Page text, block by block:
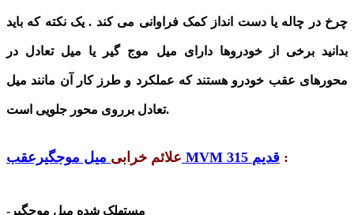
چرخ در چاله یا دست انداز کمک فراوانی می کند . یک نکته که باید
بدانید برخی از خودروها دارای میل موج گیر یا میل تعادل در
محورهای عقب خودرو هستند که عملکرد و طرز کار آن مانند میل
تعادل برروی محور جلویی است.
علائم خرابی میل موجگیرعقب MVM 315 قدیم :
-مستهلک شده میل موجگیر